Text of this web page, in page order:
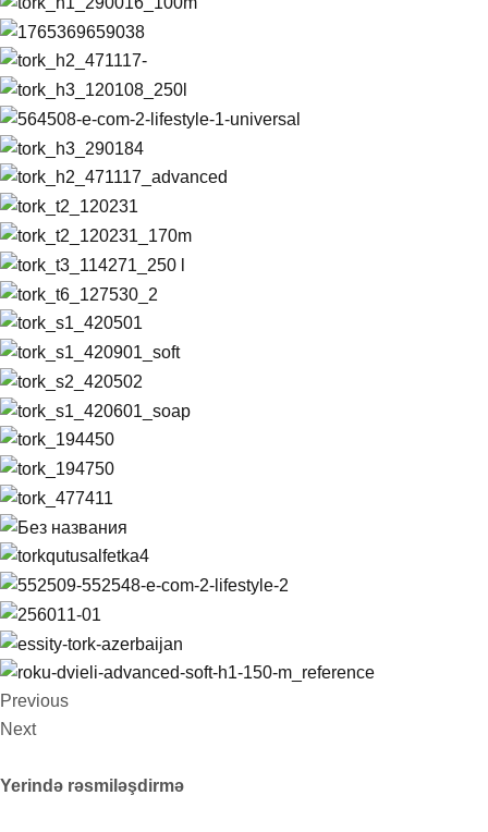
Previous
Next
Yerində rəsmiləşdirmə